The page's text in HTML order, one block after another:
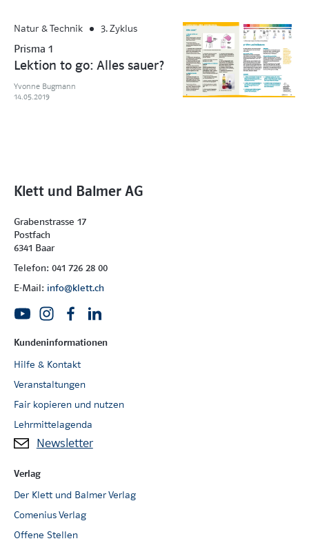
Natur & Technik 3. Zyklus
Prisma 1
Lektion to go: Alles sauer?
Yvonne Bugmann
14.05.2019
Klett und Balmer AG
Grabenstrasse 17
Postfach
6341 Baar
Telefon: 041 726 28 00
E-Mail: info@klett.ch
Kundeninformationen
Hilfe & Kontakt
Veranstaltungen
Fair kopieren und nutzen
Lehrmittelagenda
Newsletter
Verlag
Der Klett und Balmer Verlag
Comenius Verlag
Offene Stellen